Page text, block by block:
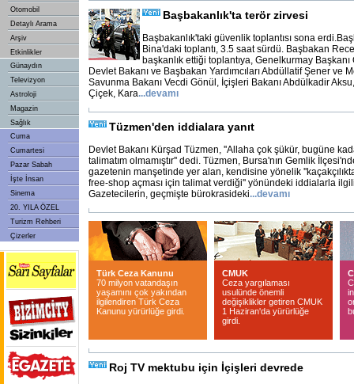
Otomobil
Detaylı Arama
Arşiv
Etkinlikler
Günaydın
Televizyon
Astroloji
Magazin
Sağlık
Cuma
Cumartesi
Pazar Sabah
İşte İnsan
Sinema
20. YILA ÖZEL
Turizm Rehberi
Çizerler
Başbakanlık'ta terör zirvesi
Başbakanlık'taki güvenlik toplantısı sona
Bina'daki toplantı, 3.5 saat sürdü. Başbakan
başkanlık ettiği toplantıya, Genelkurmay
Devlet Bakanı ve Başbakan Yardımcıları Abdüllatif Şener ve
Savunma Bakanı Vecdi Gönül, İçişleri Bakanı Abdülkadir
Çiçek, Kara...devamı
Tüzmen'den iddialara yanıt
Devlet Bakanı Kürşad Tüzmen, ''Allaha çok şükür, bugüne
talimatım olmamıştır'' dedi. Tüzmen, Bursa'nın Gemlik
gazetenin manşetinde yer alan, kendisine yönelik
free-shop açması için talimat verdiği'' yönündeki iddialarla ilgili
Gazetecilerin, geçmişte bürokrasideki...devamı
Türk Ceza Kanunu
70 milyon vatandaşın
yaşamını çok yakından
ilgilendiren Türk Ceza
Kanunu yürürlüğe girdi.
CMUK
Ceza yargılaması
usulünde önemli
değişiklikler getiren CMUK
1 Haziran'da yürürlüğe
girdi.
Roj TV mektubu için İçişleri devrede